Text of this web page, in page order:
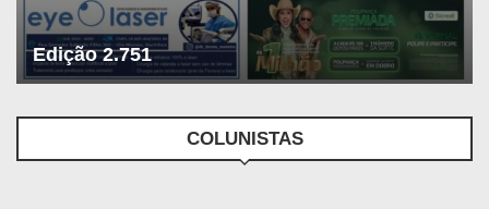
Edição 2.751
COLUNISTAS